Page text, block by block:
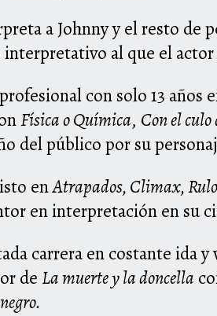
a Johnny y el resto de
al que el
con solo 13 años
Física o Química, Con el
del público por su
enAtrapados, Climax,
en interpretación en su
carrera en costante ida
de La muerte y la doncella